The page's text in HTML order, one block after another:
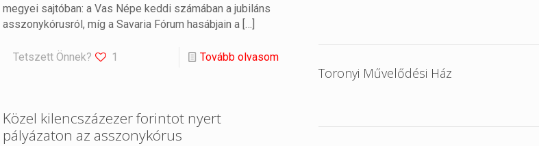
megyei sajtóban: a Vas Népe keddi számában a jubiláns
asszonykórusról, míg a Savaria Fórum hasábjain a […]
Tetszett Önnek? 1 Tovább olvasom
Közel kilencszázezer forintot nyert
pályázaton az asszonykórus
Toronyi Művelődési Ház